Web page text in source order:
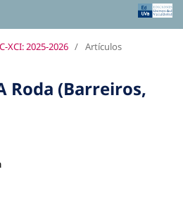
XCI: 2025-2026 / Artículos
Roda (Barreiros,